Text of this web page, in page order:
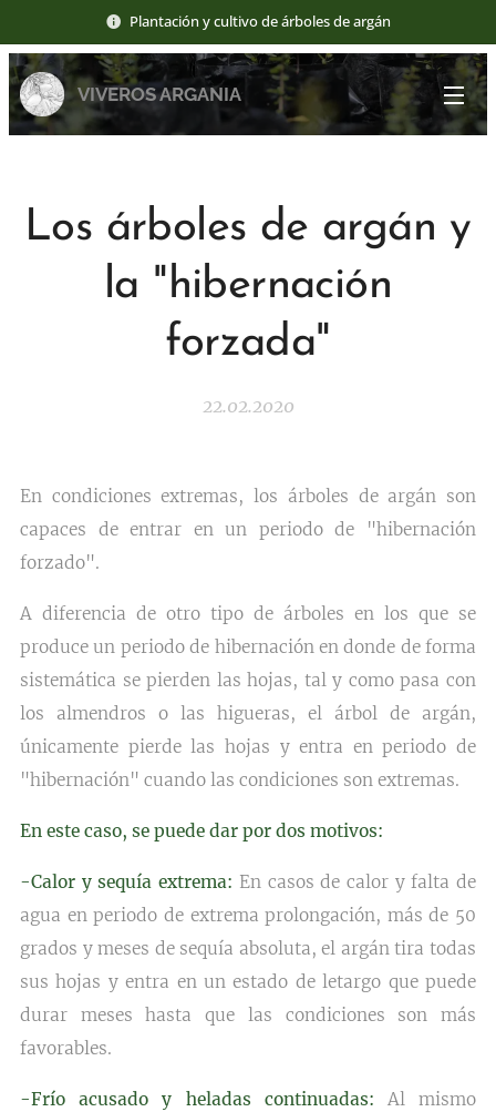
Plantación y cultivo de árboles de argán
VIVEROS ARGANIA
Los árboles de argán y
la "hibernación
forzada"
22.02.2020
En condiciones extremas, los árboles de argán son
capaces de entrar en un periodo de "hibernación
forzado".
A diferencia de otro tipo de árboles en los que se
produce un periodo de hibernación en donde de forma
sistemática se pierden las hojas, tal y como pasa con
los almendros o las higueras, el árbol de argán,
únicamente pierde las hojas y entra en periodo de
"hibernación" cuando las condiciones son extremas.
En este caso, se puede dar por dos motivos:
-Calor y sequía extrema: En casos de calor y falta de
agua en periodo de extrema prolongación, más de 50
grados y meses de sequía absoluta, el argán tira todas
sus hojas y entra en un estado de letargo que puede
durar meses hasta que las condiciones son más
favorables.
-Frío acusado y heladas continuadas: Al mismo